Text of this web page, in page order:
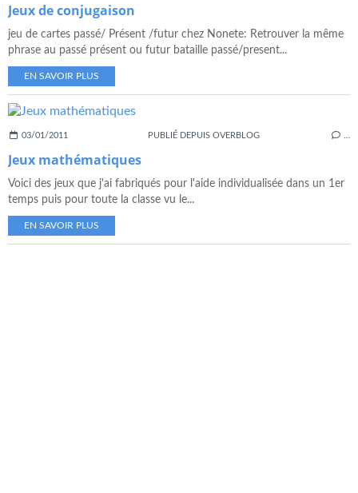
Jeux de conjugaison
jeu de cartes passé/ Présent /futur chez Nonete: Retrouver la même
phrase au passé présent ou futur bataille passé/present...
EN SAVOIR PLUS
03/01/2011 PUBLIÉ DEPUIS OVERBLOG
Jeux mathématiques
Voici des jeux que j'ai fabriqués pour l'aide individualisée dans un 1er
temps puis pour toute la classe vu le...
EN SAVOIR PLUS